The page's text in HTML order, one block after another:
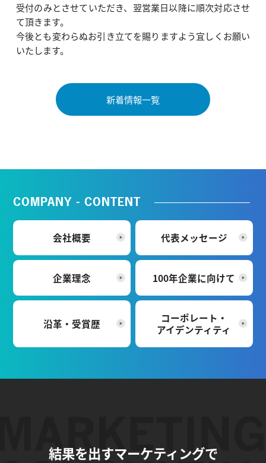
受付のみとさせていただき、翌営業日以降に順次対応させ
て頂きます。
今後とも変わらぬお引き立てを賜りますよう宜しくお願い
いたします。
新着情報一覧
COMPANY - CONTENT
会社概要 代表メッセージ
企業理念 100年企業に向けて
沿革・受賞歴
コーポレート・
アイデンティティ
結果を出すマーケティングで